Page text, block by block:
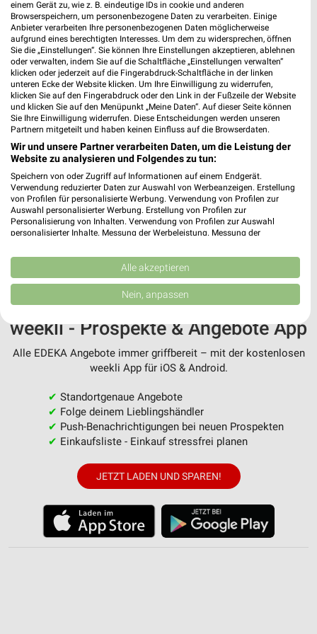
MEHR PROSPEKTE
weekli - Prospekte & Angebote App
Alle EDEKA Angebote immer griffbereit – mit der kostenlosen
weekli App für iOS & Android.
✔ Standortgenaue Angebote
✔ Folge deinem Lieblingshändler
✔ Push-Benachrichtigungen bei neuen Prospekten
✔ Einkaufsliste - Einkauf stressfrei planen
JETZT LADEN UND SPAREN!
einem Gerät zu, wie z. B. eindeutige IDs in cookie und anderen
Browserspeichern, um personenbezogene Daten zu verarbeiten. Einige
Anbieter verarbeiten Ihre personenbezogenen Daten möglicherweise
aufgrund eines berechtigten Interesses. Um dem zu widersprechen, öffnen
Sie die „Einstellungen“. Sie können Ihre Einstellungen akzeptieren, ablehnen
oder verwalten, indem Sie auf die Schaltfläche „Einstellungen verwalten“
klicken oder jederzeit auf die Fingerabdruck-Schaltfläche in der linken
unteren Ecke der Website klicken. Um Ihre Einwilligung zu widerrufen,
klicken Sie auf den Fingerabdruck oder den Link in der Fußzeile der Website
und klicken Sie auf den Menüpunkt „Meine Daten“. Auf dieser Seite können
Sie Ihre Einwilligung widerrufen. Diese Entscheidungen werden unseren
Partnern mitgeteilt und haben keinen Einfluss auf die Browserdaten.
Wir und unsere Partner verarbeiten Daten, um die Leistung der
Website zu analysieren und Folgendes zu tun:
Speichern von oder Zugriff auf Informationen auf einem Endgerät.
Verwendung reduzierter Daten zur Auswahl von Werbeanzeigen. Erstellung
von Profilen für personalisierte Werbung. Verwendung von Profilen zur
Auswahl personalisierter Werbung. Erstellung von Profilen zur
Personalisierung von Inhalten. Verwendung von Profilen zur Auswahl
personalisierter Inhalte. Messung der Werbeleistung. Messung der
Kombinationen von Daten aus verschiedenen Quellen. Entwicklung und
Verbesserung der Angebote. Verwendung reduzierter Daten zur Auswahl
von Inhalten.
Daten können außerhalb der Europäischen Union weitergegeben und in die
USA gesendet werden.
Website/App.
Partnerliste anzeigen (1 IAB-Anbieter)
Wir nutzen Ihre Daten für folgende Zwecke:
Speichern von oder Zugriff auf Informationen
auf einem Endgerät
Verwendung reduzierter Daten zur Auswahl von
Erstellung von Profilen für personalisierte
Verwendung von Profilen zur Auswahl
personalisierter Werbung
Alle akzeptieren
Nein, anpassen